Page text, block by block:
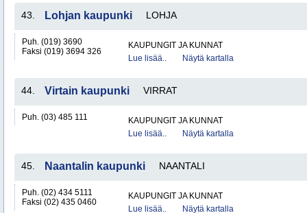
43. Lohjan kaupunki LOHJA
Puh. (019) 3690
Faksi (019) 3694 326
KAUPUNGIT JA KUNNAT
Lue lisää..
Näytä kartalla
44. Virtain kaupunki VIRRAT
Puh. (03) 485 111
KAUPUNGIT JA KUNNAT
Lue lisää..
Näytä kartalla
45. Naantalin kaupunki NAANTALI
Puh. (02) 434 5111
Faksi (02) 435 0460
KAUPUNGIT JA KUNNAT
Lue lisää..
Näytä kartalla